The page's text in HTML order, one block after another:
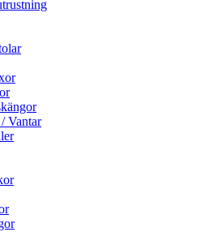
Vantar